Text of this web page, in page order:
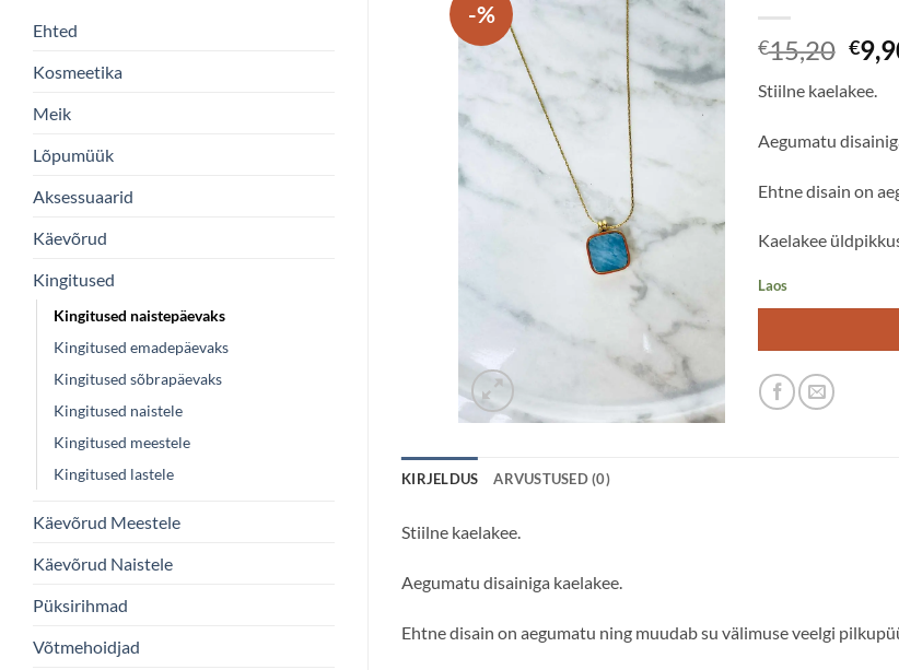
Ehted
Kosmeetika
Meik
Lõpumüük
Aksessuaarid
Käevõrud
Kingitused
Kingitused naistepäevaks
Kingitused emadepäevaks
Kingitused sõbrapäevaks
Kingitused naistele
Kingitused meestele
Kingitused lastele
Käevõrud Meestele
Käevõrud Naistele
Püksirihmad
Võtmehoidjad
-%
€15,20
hind
oli:
€
Stiilne kaelakee.
Aegumatu
Ehtne disain on
Kaelakee
Laos
KIRJELDUS ARVUSTUSED (0)
Stiilne kaelakee.
Aegumatu disainiga kaelakee.
Ehtne disain on aegumatu ning muudab su välimuse veelgi